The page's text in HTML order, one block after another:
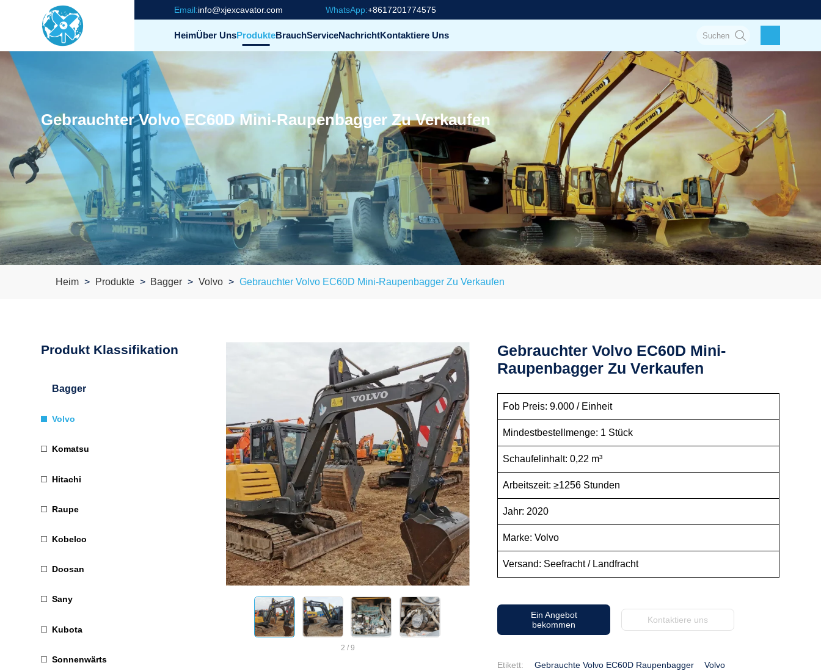
Email:info@xjexcavator.com WhatsApp:+8617201774575
HeimÜber UnsProdukteBrauchServiceNachrichtKontaktiere Uns
Gebrauchter Volvo EC60D Mini-Raupenbagger Zu Verkaufen
Heim Produkte Bagger Volvo Gebrauchter Volvo EC60D Mini-Raupenbagger Zu Verkaufen
Produkt Klassifikation
Bagger
Volvo
Komatsu
Hitachi
Raupe
Kobelco
Doosan
Sany
Kubota
Sonnenwärts
2 / 9
Gebrauchter Volvo EC60D Mini-
Raupenbagger Zu Verkaufen
Fob Preis: 9.000 / Einheit
Mindestbestellmenge: 1 Stück
Schaufelinhalt: 0,22 m³
Arbeitszeit: ≥1256 Stunden
Jahr: 2020
Marke: Volvo
Versand: Seefracht / Landfracht
Ein Angebot
bekommen
Kontaktiere uns
Etikett: Gebrauchte Volvo EC60D Raupenbagger
Volvo